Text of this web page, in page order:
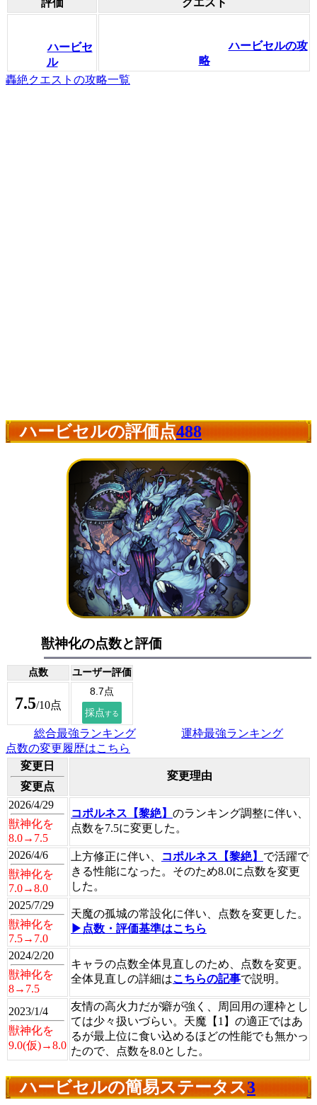
ハービセ
ル
ハービセルの攻
略
轟絶クエストの攻略一覧
ハービセルの評価点488
獣神化の点数と評価
点数 ユーザー評価
7.5/10点
総合最強ランキング
運枠最強ランキング
点数の変更履歴はこちら
変更日
変更点
変更理由
2026/4/29
獣神化を
8.0→7.5
コポルネス【黎絶】 のランキング調整に伴い、
点数を7.5に変更した。
2026/4/6
獣神化を
7.0→8.0
上方修正に伴い、 コポルネス【黎絶】 で活躍で
きる性能になった。そのため8.0に点数を変更
した。
2025/7/29
獣神化を
7.5→7.0
天魔の孤城の常設化に伴い、点数を変更した。
▶点数・評価基準はこちら
2024/2/20
獣神化を
8→7.5
キャラの点数全体見直しのため、点数を変更。
全体見直しの詳細はこちらの記事で説明。
2023/1/4
獣神化を
9.0(仮)→8.0
友情の高火力だが癖が強く、周回用の運枠とし
ては少々扱いづらい。天魔【1】の適正ではあ
るが最上位に食い込めるほどの性能でも無かっ
たので、点数を8.0とした。
ハービセルの簡易ステータス3